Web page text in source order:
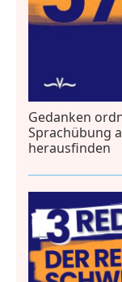
Gedanken
Sprachübung
herausfinden